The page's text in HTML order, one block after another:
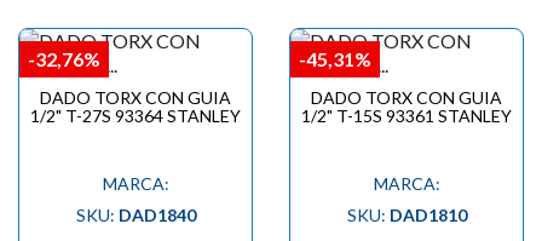
DADO TORX CON GUIA
1/2" T-27S 93364 STANLEY
MARCA:
SKU: DAD1840
-32,76%
DADO TORX CON GUIA
1/2" T-15S 93361 STANLEY
MARCA:
SKU: DAD1810
-45,31%